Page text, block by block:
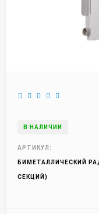
В НАЛИЧИИ
АРТИКУЛ:
БИМЕТАЛЛИЧЕСКИЙ
СЕКЦИЙ)